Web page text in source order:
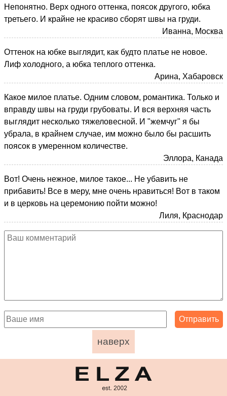
Непонятно. Верх одного оттенка, поясок другого, юбка
третьего. И крайне не красиво сборят швы на груди.
Иванна, Москва
Оттенок на юбке выглядит, как будто платье не новое.
Лиф холодного, а юбка теплого оттенка.
Арина, Хабаровск
Какое милое платье. Одним словом, романтика. Только и
вправду швы на груди грубоваты. И вся верхняя часть
выглядит несколько тяжеловесной. И "жемчуг" я бы
убрала, в крайнем случае, им можно было бы расшить
поясок в умеренном количестве.
Эллора, Канада
Вот! Очень нежное, милое такое... Не убавить не
прибавить! Все в меру, мне очень нравиться! Вот в таком
и в церковь на церемонию пойти можно!
Лиля, Краснодар
наверх